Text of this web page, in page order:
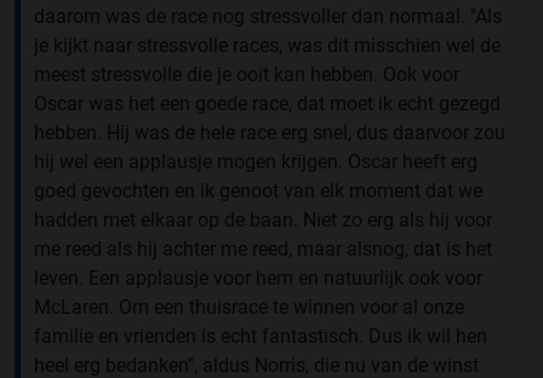
daarom was de race nog stressvoller dan normaal. ''Als
je kijkt naar stressvolle races, was dit misschien wel de
meest stressvolle die je ooit kan hebben. Ook voor
Oscar was het een goede race, dat moet ik echt gezegd
hebben. Hij was de hele race erg snel, dus daarvoor zou
hij wel een applausje mogen krijgen. Oscar heeft erg
goed gevochten en ik genoot van elk moment dat we
hadden met elkaar op de baan. Niet zo erg als hij voor
me reed als hij achter me reed, maar alsnog, dat is het
leven. Een applausje voor hem en natuurlijk ook voor
McLaren. Om een thuisrace te winnen voor al onze
familie en vrienden is echt fantastisch. Dus ik wil hen
heel erg bedanken'', aldus Norris, die nu van de winst